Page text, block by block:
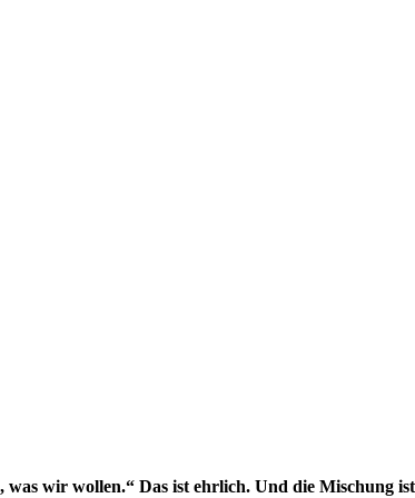
wir wollen.“ Das ist ehrlich. Und die Mischung